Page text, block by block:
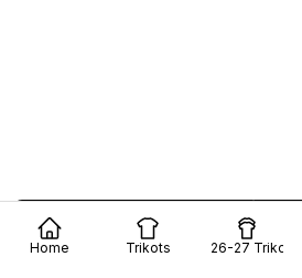
Home Trikots 26-27 Trikots